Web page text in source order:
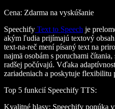
Cena: Zdarma na vyskúšanie
Speechify Text to Speech je
akým ľudia prijímajú textový
text-na-reč mení písaný text na
najmä osobám s poruchami
radšej počúvajú. Vďaka
zariadeniach a poskytuje
Top 5 funkcií Speechify TTS:
Kvalitné hlasy: Speechify ponúka